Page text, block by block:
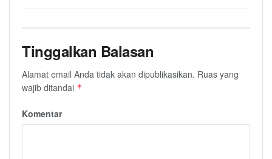
Tinggalkan Balasan
Alamat email Anda tidak akan dipublikasikan. Ruas yang
wajib ditandai *
Komentar